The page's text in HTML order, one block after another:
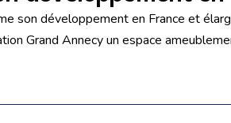
son développement en France et
Grand Annecy un espace